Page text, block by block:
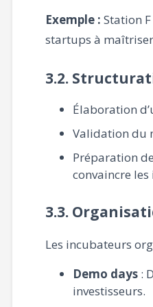
Exemple : Station
startups à
3.2.
Élaboration
Validation du
Préparation
convaincre les
3.3.
Les incubateurs
Demo days :
investisseurs.